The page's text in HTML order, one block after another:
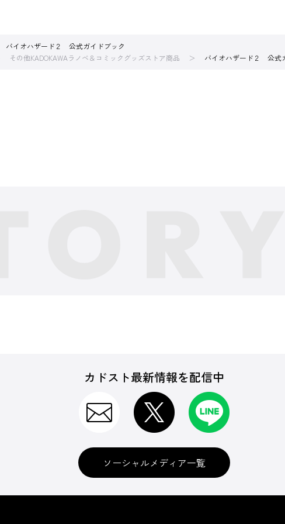
バイオハザード２ 公式ガイドブック
その他KADOKAWAラノベ＆コミックグッズストア商品 バイオハザード２ 公式
カドスト最新情報を配信中
ソーシャルメディア一覧